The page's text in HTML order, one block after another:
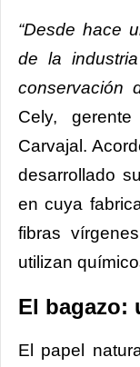
“Desde hace
de la
conservación
Cely,
Carvajal.
desarrollado
en cuya
fibras
utilizan
El bagazo:
El papel